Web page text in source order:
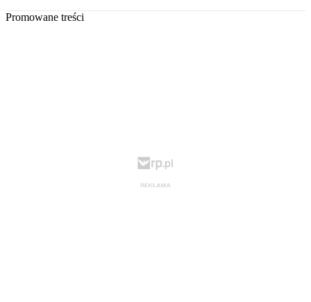
Promowane treści